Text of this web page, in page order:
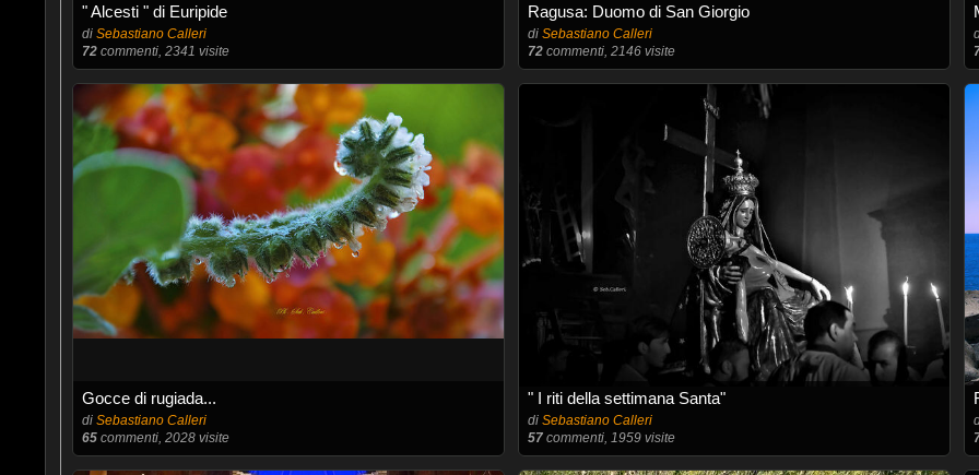
" Alcesti " di Euripide
di Sebastiano Calleri
72commenti, 2341 visite
Ragusa: Duomo di San Giorgio
di Sebastiano Calleri
72commenti, 2146 visite
Gocce di rugiada...
di Sebastiano Calleri
65commenti, 2028 visite
" I riti della settimana Santa"
di Sebastiano Calleri
57commenti, 1959 visite